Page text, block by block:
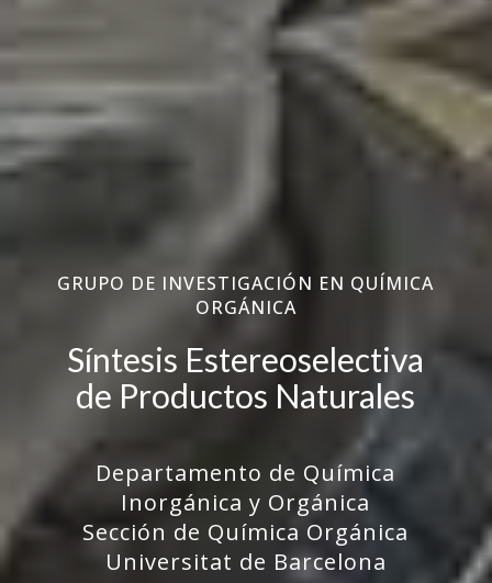
GRUPO DE INVESTIGACIÓN EN QUÍMICA
ORGÁNICA
Síntesis Estereoselectiva
de Productos Naturales
Departamento de Química
Inorgánica y Orgánica
Sección de Química Orgánica
Universitat de Barcelona